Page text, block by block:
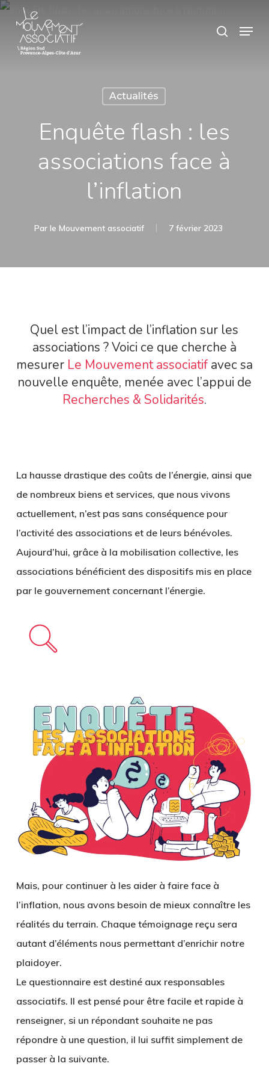
Skip
main
search
Menu
Actualités
Enquête flash : les
associations face à
l’inflation
Par le Mouvement associatif 7 février 2023
Quel est l’impact de l’inflation sur les
associations ? Voici ce que cherche à
mesurer Le Mouvement associatifavec sa
nouvelle enquête, menée avec l’appui de
Recherches & Solidarités.
La hausse drastique des coûts de l’énergie, ainsi que
de nombreux biens et services, que nous vivons
actuellement, n’est pas sans conséquence pour
l’activité des associations et de leurs bénévoles.
Aujourd’hui, grâce à la mobilisation collective, les
associations bénéficient des dispositifs mis en place
par le gouvernement concernant l’énergie.
Mais, pour continuer à les aider à faire face à
l’inflation, nous avons besoin de mieux connaître les
réalités du terrain. Chaque témoignage reçu sera
autant d’éléments nous permettant d’enrichir notre
plaidoyer.
Le questionnaire est destiné aux responsables
associatifs. Il est pensé pour être facile et rapide à
renseigner, si un répondant souhaite ne pas
répondre à une question, il lui suffit simplement de
passer à la suivante.
Panneau de gestion des cookies